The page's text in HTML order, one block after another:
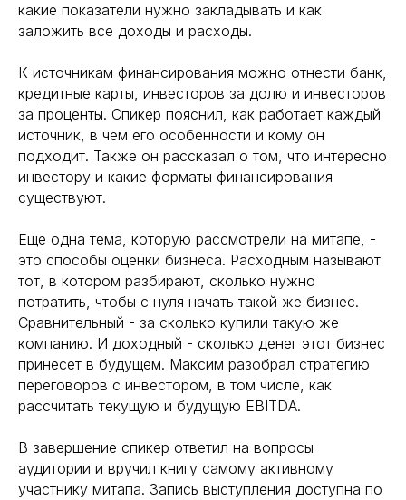
какие показатели нужно закладывать и как
заложить все доходы и расходы.
К источникам финансирования можно отнести банк,
кредитные карты, инвесторов за долю и инвесторов
за проценты. Спикер пояснил, как работает каждый
источник, в чем его особенности и кому он
подходит. Также он рассказал о том, что интересно
инвестору и какие форматы финансирования
существуют.
Еще одна тема, которую рассмотрели на митапе, -
это способы оценки бизнеса. Расходным называют
тот, в котором разбирают, сколько нужно
потратить, чтобы с нуля начать такой же бизнес.
Сравнительный - за сколько купили такую же
компанию. И доходный - сколько денег этот бизнес
принесет в будущем. Максим разобрал стратегию
переговоров с инвестором, в том числе, как
рассчитать текущую и будущую EBITDA.
В завершение спикер ответил на вопросы
аудитории и вручил книгу самому активному
участнику митапа. Запись выступления доступна по